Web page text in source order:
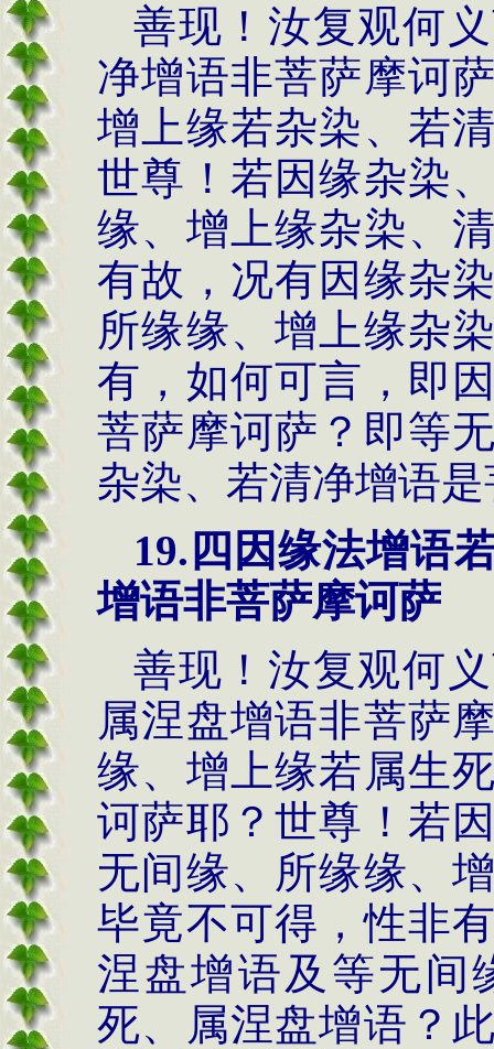
善现！汝复观何
净增语非菩萨摩诃
增上缘若杂染、若
世尊！若因缘杂染
缘、增上缘杂染、
有故，况有因缘杂
所缘缘、增上缘杂
有，如何可言，即
菩萨摩诃萨？即等
杂染、若清净增语
19. 四因缘法增语
增语非菩萨摩诃萨
善现！汝复观何
属涅盘增语非菩萨
缘、增上缘若属生
诃萨耶？世尊！若
无间缘、所缘缘、
毕竟不可得，性非
涅盘增语及等无间
死、属涅盘增语？